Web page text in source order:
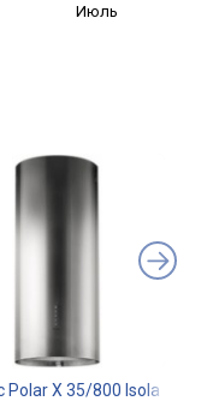
Июль
Polar X 35/800 Isola